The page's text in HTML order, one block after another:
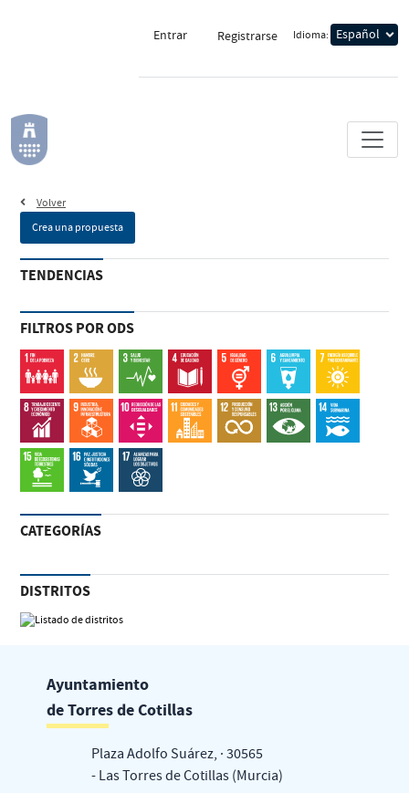
Entrar Registrarse Idioma:
Volver
Crea una propuesta
TENDENCIAS
FILTROS POR ODS
CATEGORÍAS
DISTRITOS
Ayuntamiento
de Torres de Cotillas
Plaza Adolfo Suárez, · 30565
- Las Torres de Cotillas (Murcia)